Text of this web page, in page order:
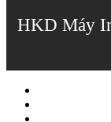
HKD Máy